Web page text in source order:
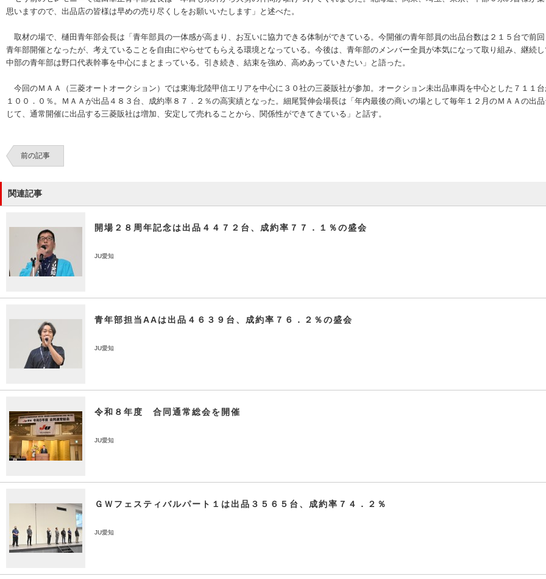
思いますので、出品店の皆様は早めの売り尽くしをお願いいたします」と述べた。
取材の場で、樋田青年部会長は「青年部員の一体感が高まり、お互いに協力できる体制ができている。今開催の青年部員の出品台数は２１５台で前
青年部開催となったが、考えていることを自由にやらせてもらえる環境となっている。今後は、青年部のメンバー全員が本気になって取り組み、継続
中部の青年部は野口代表幹事を中心にまとまっている。引き続き、結束を強め、高めあっていきたい」と語った。
今回のＭＡＡ（三菱オートオークション）では東海北陸甲信エリアを中心に３０社の三菱販社が参加。オークション未出品車両を中心とした７１１
１００．０％。ＭＡＡが出品４８３台、成約率８７．２％の高実績となった。細尾賢伸会場長は「年内最後の商いの場として毎年１２月のＭＡＡの出
じて、通常開催に出品する三菱販社は増加、安定して売れることから、関係性ができてきている」と話す。
前の記事
関連記事
開場２８周年記念は出品４４７２台、成約率７７．１％の盛会
JU愛知
青年部担当AAは出品４６３９台、成約率７６．２％の盛会
JU愛知
令和８年度 合同通常総会を開催
JU愛知
ＧＷフェスティバルパート１は出品３５６５台、成約率７４．２％
JU愛知